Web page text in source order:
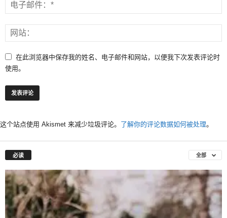
在此浏览器中保存我的姓名、电子邮件和网站，以便我下次发表评论时
使用。
这个站点使用 Akismet 来减少垃圾评论。 了解你的评论数据如何被处理。
必读 全部